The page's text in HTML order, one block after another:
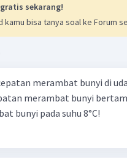
sekarang!
kamu bisa tanya soal ke Forum
merambat bunyi di
merambat bunyi
bunyi pada suhu 8°C!